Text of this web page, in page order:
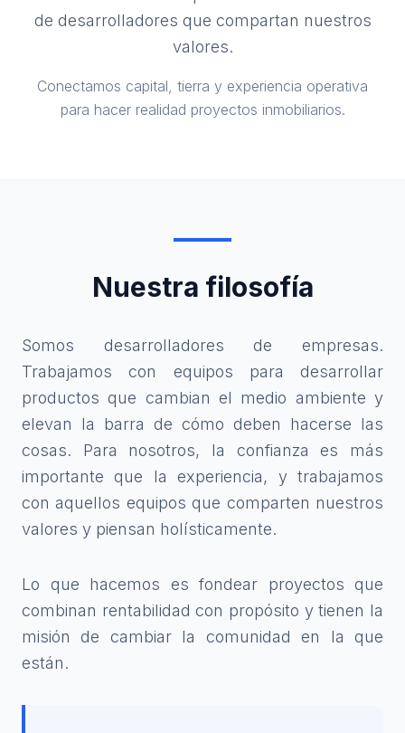
de desarrolladores que compartan nuestros
valores.
Conectamos capital, tierra y experiencia operativa
para hacer realidad proyectos inmobiliarios.
Nuestra filosofía
Somos desarrolladores de empresas.
Trabajamos con equipos para desarrollar
productos que cambian el medio ambiente y
elevan la barra de cómo deben hacerse las
cosas. Para nosotros, la confianza es más
importante que la experiencia, y trabajamos
con aquellos equipos que comparten nuestros
valores y piensan holísticamente.
Lo que hacemos es fondear proyectos que
combinan rentabilidad con propósito y tienen la
misión de cambiar la comunidad en la que
están.